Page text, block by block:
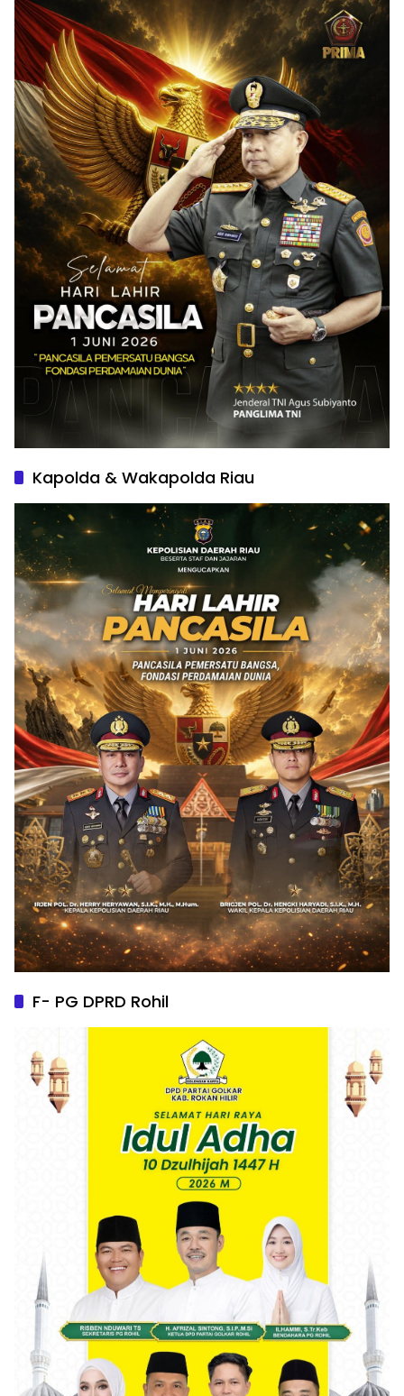
Kapolda & Wakapolda Riau
F- PG DPRD Rohil